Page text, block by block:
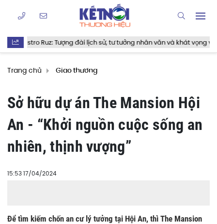
đài lịch sử, tư tưởng nhân văn và khát vọng vĩnh hằng
Trang chủ Giao thương
Sở hữu dự án The Mansion Hội
An - “Khởi nguồn cuộc sống an
nhiên, thịnh vượng”
15:53 17/04/2024
Để tìm kiếm chốn an cư lý tưởng tại Hội An, thì The Mansion